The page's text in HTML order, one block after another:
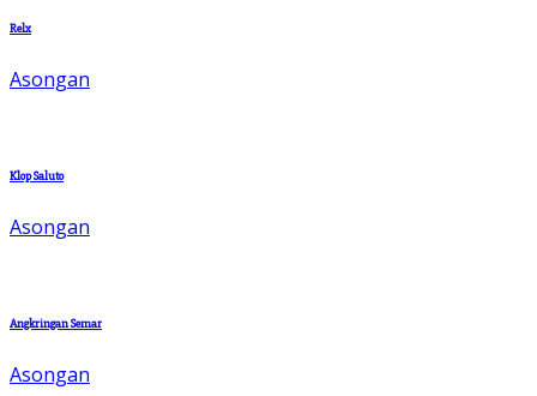
Relx
Asongan
Klop Saluto
Asongan
Angkringan Semar
Asongan